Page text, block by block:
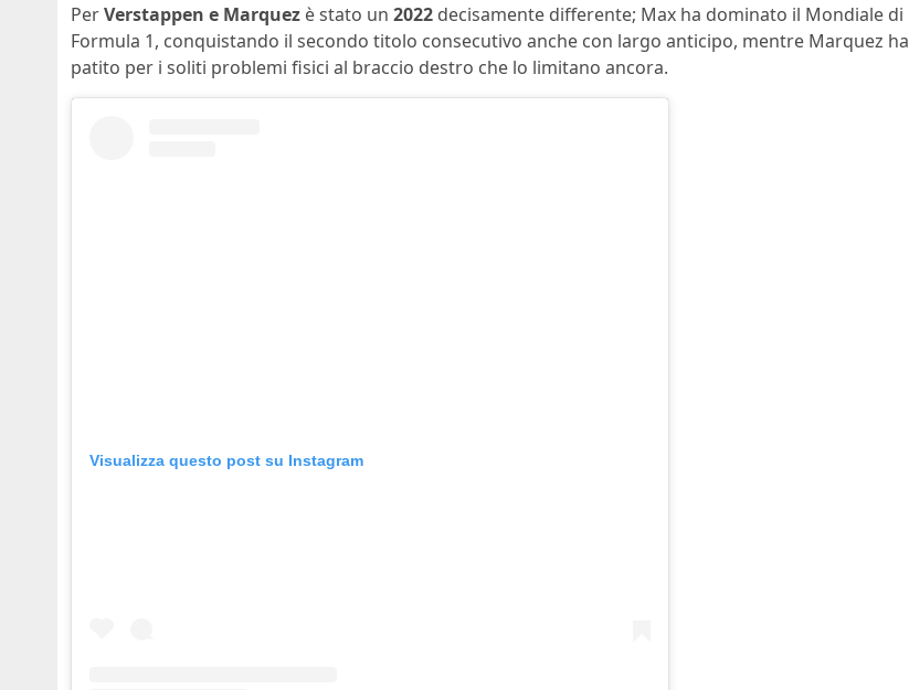
PerVerstappen e Marquez è stato un 2022 decisamente differente; Max ha dominato il Mondiale di
Formula 1, conquistando il secondo titolo consecutivo anche con largo anticipo, mentre Marquez ha
patito per i soliti problemi fisici al braccio destro che lo limitano ancora.
Visualizza questo post su Instagram